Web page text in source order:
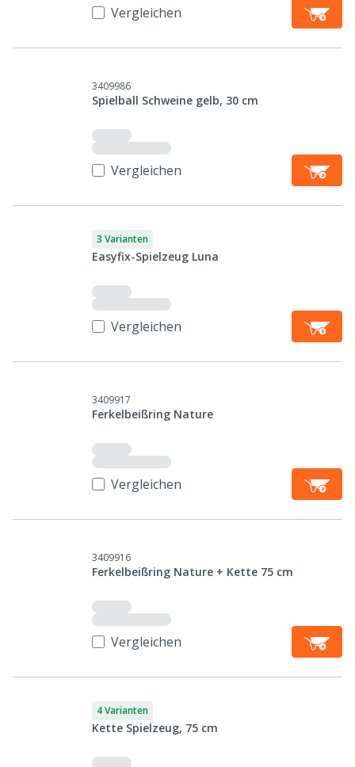
Vergleichen
3409986
Spielball Schweine gelb, 30 cm
Vergleichen
3 Varianten
Easyfix-Spielzeug Luna
Vergleichen
3409917
Ferkelbeißring Nature
Vergleichen
3409916
Ferkelbeißring Nature + Kette 75 cm
Vergleichen
4 Varianten
Kette Spielzeug, 75 cm